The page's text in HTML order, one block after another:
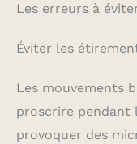
Les erreurs à
Éviter les
Les mouvements
proscrire pendant
provoquer des